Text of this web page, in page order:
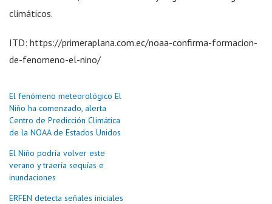
climáticos.
ITD: https://primeraplana.com.ec/noaa-confirma-formacion-
de-fenomeno-el-nino/
El fenómeno meteorológico El
Niño ha comenzado, alerta
Centro de Predicción Climática
de la NOAA de Estados Unidos
El Niño podría volver este
verano y traería sequías e
inundaciones
ERFEN detecta señales iniciales